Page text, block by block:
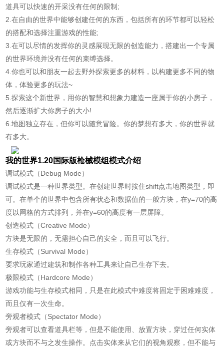
道具可以快速的开采没有任何的限制;
2.在自由的世界中能够创建任何的东西，包括所有的环节都可以轻松
的搭配和选择注重游戏的性能;
3.在可以尽情的发挥你的灵感展现无限的创造能力，搭建出一个专属
的世界环境并没有任何的束缚选择。
4.你也可以和朋友一起去野外探索更多的材料，以构建更多不同的物
体，体验更多的玩法~
5.探索这个新世界，用你的智慧和想象力建造一座属于你的小房子，
然后逐渐扩大你房子的大小!
6.地图独立存在，但你可以随意冒险。你的梦想有多大，你的世界就
有多大。
我的世界1.20国际版枪械模组模式介绍
调试模式（Debug Mode）
调试模式是一种世界类型。在创建世界时按住shift点击地图类型，即
可。在单个的世界中包含所有状态和数据值的一般方块，在y=70的高
度以网格的方式排列，并在y=60的高度有一层屏障。
创造模式（Creative Mode）
方块是无限的，无需担心自己的安全，而且可以飞行。
生存模式（Survival Mode）
要求玩家通过建筑和制作各种工具来让自己生存下去。
极限模式（Hardcore Mode）
游戏功能与生存模式相同，只是在此模式中难度将固定于困难难度，
而且仅有一次生命。
旁观者模式（Spectator Mode）
旁观者可以查看道具栏等，但是不能使用、放置方块，穿过任何实体
或方块而不与之发生操作。点击实体来从它们的视角观察，但不能与